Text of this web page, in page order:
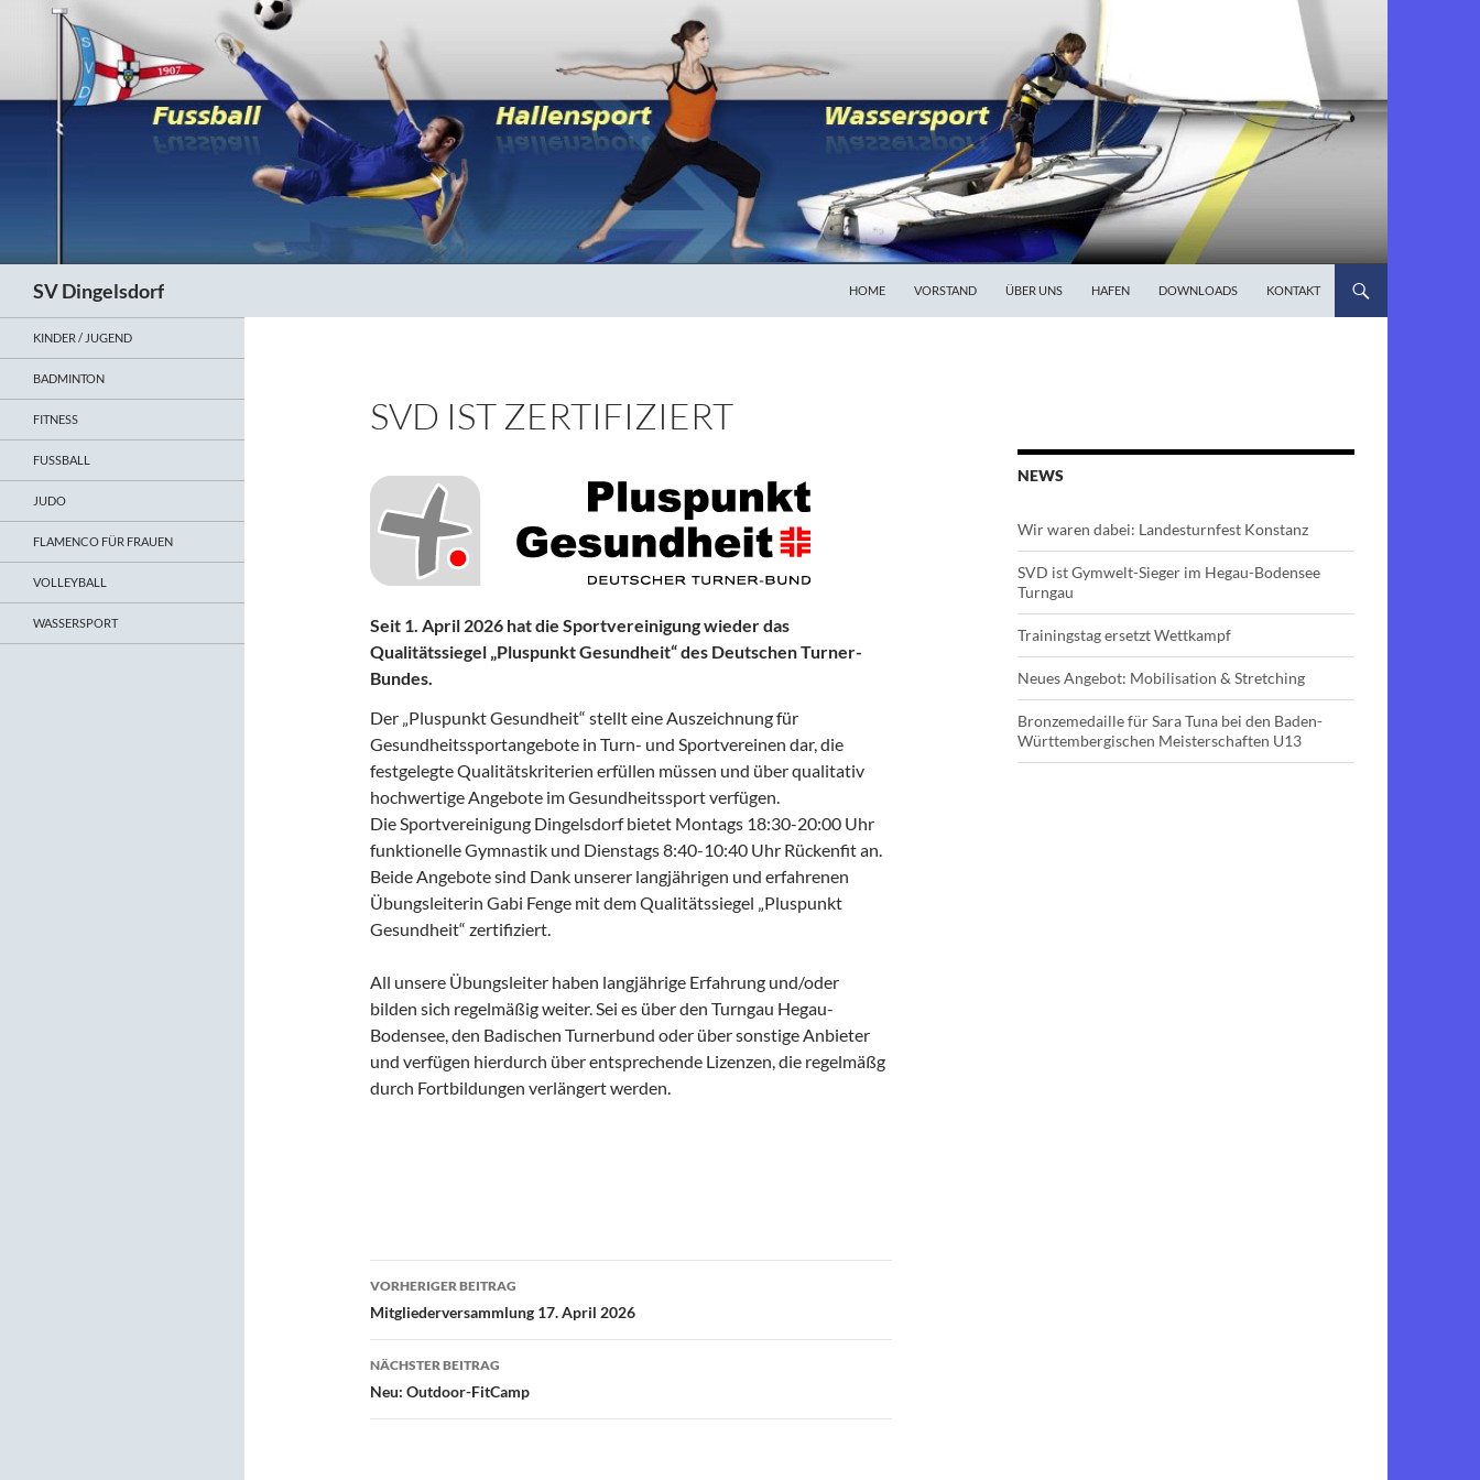
SV Dingelsdorf HOME VORSTAND ÜBER UNS HAFEN DOWNLOADS KONTAKT
SVD IST ZERTIFIZIERT
Seit 1. April 2026 hat die Sportvereinigung wieder das
Qualitätssiegel „Pluspunkt Gesundheit“ des Deutschen Turner-
Bundes.
Der „Pluspunkt Gesundheit“ stellt eine Auszeichnung für
Gesundheitssportangebote in Turn- und Sportvereinen dar, die
festgelegte Qualitätskriterien erfüllen müssen und über qualitativ
hochwertige Angebote im Gesundheitssport verfügen.
Die Sportvereinigung Dingelsdorf bietet Montags 18:30-20:00 Uhr
funktionelle Gymnastik und Dienstags 8:40-10:40 Uhr Rückenfit an.
Beide Angebote sind Dank unserer langjährigen und erfahrenen
Übungsleiterin Gabi Fenge mit dem Qualitätssiegel „Pluspunkt
Gesundheit“ zertifiziert.
All unsere Übungsleiter haben langjährige Erfahrung und/oder
bilden sich regelmäßig weiter. Sei es über den Turngau Hegau-
Bodensee, den Badischen Turnerbund oder über sonstige Anbieter
und verfügen hierdurch über entsprechende Lizenzen, die regelmäßg
durch Fortbildungen verlängert werden.
Beitragsnavigation
VORHERIGER BEITRAG
Mitgliederversammlung 17. April 2026
NÄCHSTER BEITRAG
Neu: Outdoor-FitCamp
NEWS
Wir waren dabei: Landesturnfest Konstanz
SVD ist Gymwelt-Sieger im Hegau-Bodensee
Turngau
Trainingstag ersetzt Wettkampf
Neues Angebot: Mobilisation & Stretching
Bronzemedaille für Sara Tuna bei den Baden-
Württembergischen Meisterschaften U13
KINDER / JUGEND
BADMINTON
FITNESS
FUSSBALL
JUDO
FLAMENCO FÜR FRAUEN
VOLLEYBALL
WASSERSPORT